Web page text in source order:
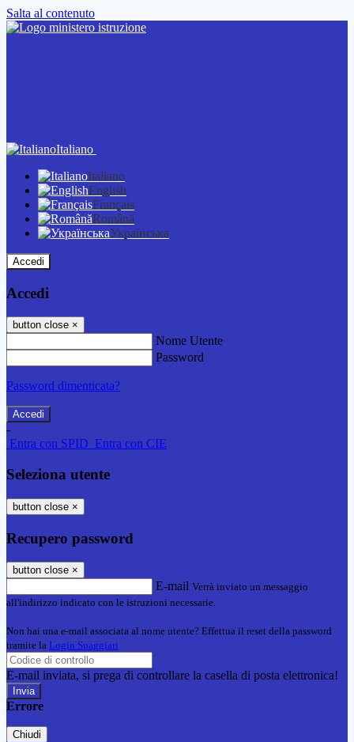
Salta al contenuto
Italiano
Italiano
English
Français
Română
Українська
Accedi
Accedi
button close ×
Nome Utente
Password
Password dimenticata?
-
Entra con SPID Entra con CIE
Seleziona utente
button close ×
Recupero password
button close ×
E-mail Verrà inviato un messaggio
all'indirizzo indicato con le istruzioni necessarie.
Non hai una e-mail associata al nome utente? Effettua il reset della password
tramite la Login Spaggiari
E-mail inviata, si prega di controllare la casella di posta elettronica!
Errore
Chiudi